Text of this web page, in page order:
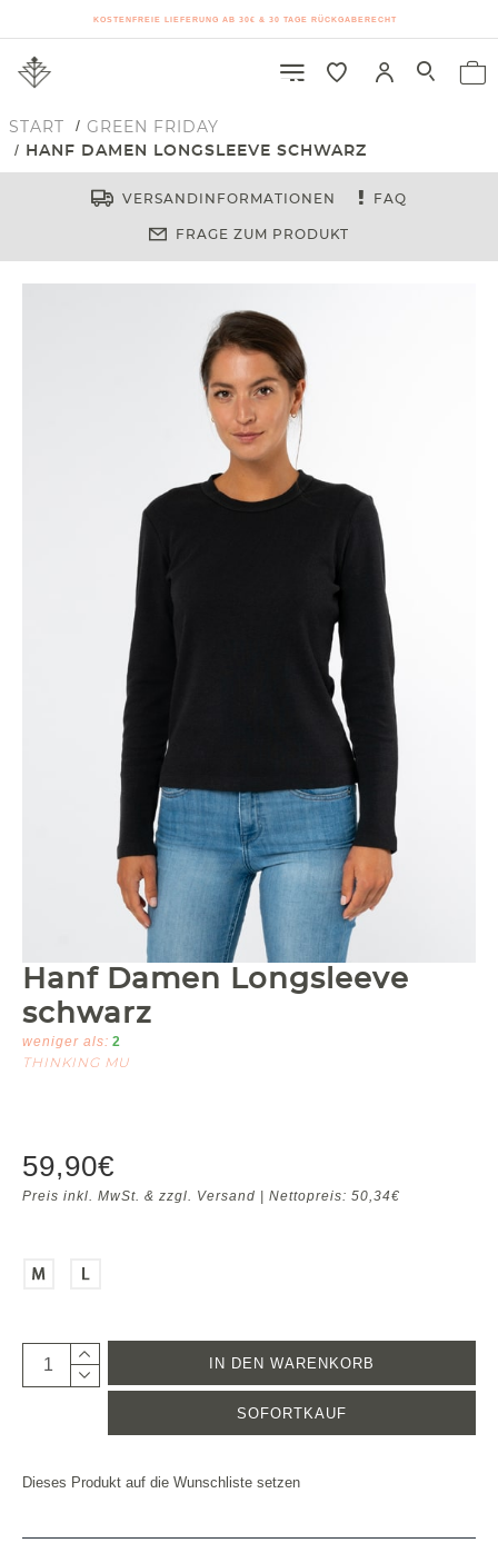
KOSTENFREIE LIEFERUNG AB 30€ & 30 TAGE RÜCKGABERECHT
START GREEN FRIDAY
HANF DAMEN LONGSLEEVE SCHWARZ
VERSANDINFORMATIONEN FAQ
FRAGE ZUM PRODUKT
Hanf Damen Longsleeve
schwarz
weniger als: 2
THINKING MU
59,90€
Preis inkl. MwSt. & zzgl. Versand | Nettopreis: 50,34€
IN DEN WARENKORB
SOFORTKAUF
Dieses Produkt auf die Wunschliste setzen